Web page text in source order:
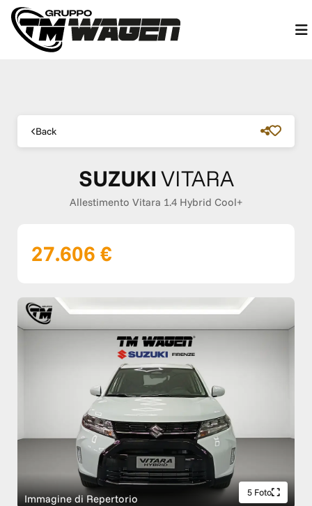
Back
SUZUKI VITARA
Allestimento Vitara 1.4 Hybrid Cool+
27.606 €
Immagine di Repertorio 5 Foto